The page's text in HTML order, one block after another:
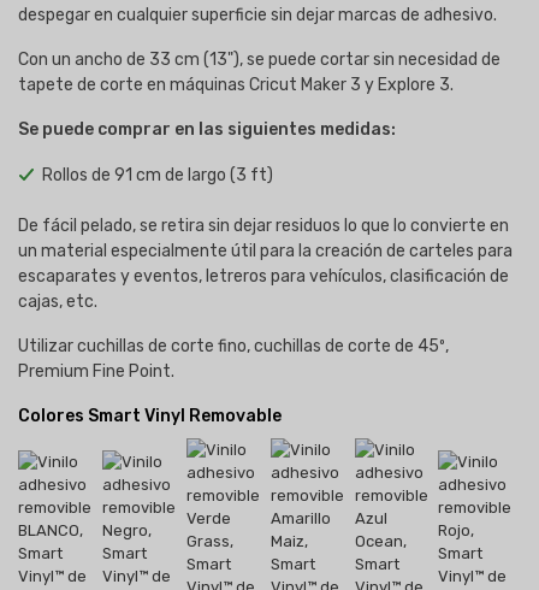
despegar en cualquier superficie sin dejar marcas de adhesivo.
Con un ancho de 33 cm (13"), se puede cortar sin necesidad de
tapete de corte en máquinas Cricut Maker 3 y Explore 3.
Se puede comprar en las siguientes medidas:
Rollos de 91 cm de largo (3 ft)
De fácil pelado, se retira sin dejar residuos lo que lo convierte en
un material especialmente útil para la creación de carteles para
escaparates y eventos, letreros para vehículos, clasificación de
cajas, etc.
Utilizar cuchillas de corte fino, cuchillas de corte de 45º,
Premium Fine Point.
Colores Smart Vinyl Removable